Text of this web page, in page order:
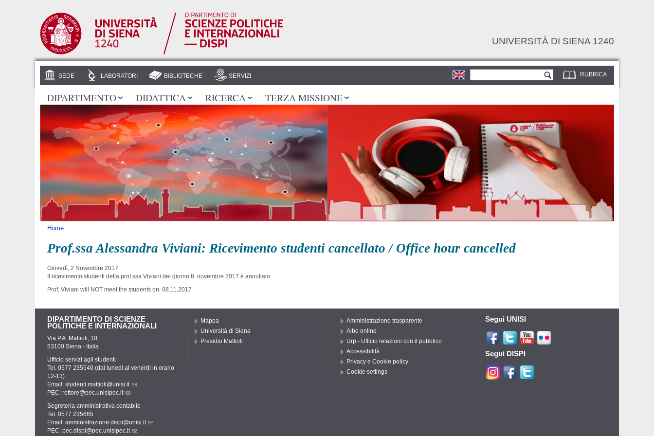
UNIVERSITÀ DI SIENA 1240
RUBRICA
Form di ricerca
SEDE LABORATORI BIBLIOTECHE SERVIZI
DIPARTIMENTO DIDATTICA RICERCA TERZA MISSIONE
Tu sei qui
Home
Prof.ssa Alessandra Viviani: Ricevimento studenti cancellato / Office hour cancelled
Giovedì, 2 Novembre 2017
Il ricevimento studenti della prof.ssa Viviani del giorno 8 novembre 2017 è annullato
Prof. Viviani will NOT meet the students on: 08.11.2017
DIPARTIMENTO DI SCIENZE
POLITICHE E INTERNAZIONALI
Via P.A. Mattioli, 10
53100 Siena - Italia
Ufficio servizi agli studenti
Tel. 0577 235540 (dal lunedì al venerdì in orario
12-13)
Email: studenti.mattioli@unisi.it
PEC: rettore@pec.unisipec.it
Segreteria amministrativa contabile
Tel. 0577 235665
Email: amministrazione.dispi@unisi.it
PEC: pec.dispi@pec.unisipec.it
Mappa
Università di Siena
Presidio Mattioli
Amministrazione trasparente
Albo online
Urp - Ufficio relazioni con il pubblico
Accessibilità
Privacy e Cookie policy
Cookie settings
Segui UNISI
Segui DISPI